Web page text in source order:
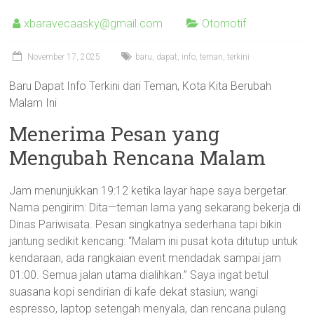
xbaravecaasky@gmail.com Otomotif
November 17, 2025 baru, dapat, info,teman,terkini
Baru Dapat Info Terkini dari Teman, Kota Kita Berubah
Malam Ini
Menerima Pesan yang
Mengubah Rencana Malam
Jam menunjukkan 19:12 ketika layar hape saya bergetar.
Nama pengirim: Dita—teman lama yang sekarang bekerja di
Dinas Pariwisata. Pesan singkatnya sederhana tapi bikin
jantung sedikit kencang: “Malam ini pusat kota ditutup untuk
kendaraan, ada rangkaian event mendadak sampai jam
01:00. Semua jalan utama dialihkan.” Saya ingat betul
suasana kopi sendirian di kafe dekat stasiun; wangi
espresso, laptop setengah menyala, dan rencana pulang